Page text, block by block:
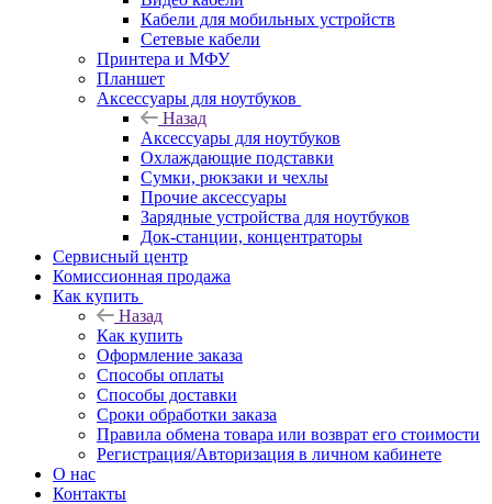
Кабели для мобильных устройств
Сетевые кабели
Принтера и МФУ
Планшет
Аксессуары для ноутбуков
Назад
Аксессуары для ноутбуков
Охлаждающие подставки
Сумки, рюкзаки и чехлы
Прочие аксессуары
Зарядные устройства для ноутбуков
Док-станции, концентраторы
Сервисный центр
Комиссионная продажа
Как купить
Назад
Как купить
Оформление заказа
Способы оплаты
Способы доставки
Сроки обработки заказа
Правила обмена товара или возврат его стоимости
Регистрация/Авторизация в личном кабинете
О нас
Контакты